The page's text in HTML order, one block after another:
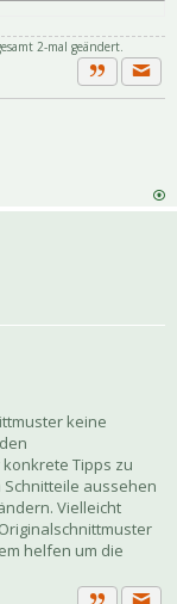
2-mal geändert.
Zitat
keine
Tipps zu
Schnitteile aussehen
Vielleicht
helfen um die